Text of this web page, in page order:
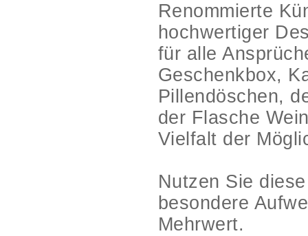
Renommierte
hochwertiger
für alle
Geschenkbox,
Pillendöschen,
der Flasche
Vielfalt der
Nutzen Sie
besondere
Mehrwert.